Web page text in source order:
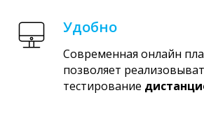
Удобно
Современная онлайн
позволяет
тестирование